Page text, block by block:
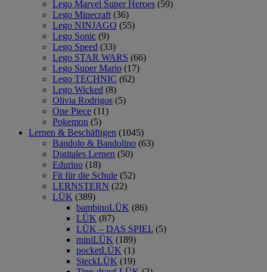
Lego Marvel Super Heroes (59)
Lego Minecraft (36)
Lego NINJAGO (55)
Lego Sonic (9)
Lego Speed (33)
Lego STAR WARS (66)
Lego Super Mario (17)
Lego TECHNIC (62)
Lego Wicked (8)
Olivia Rodrigos (5)
One Piece (11)
Pokemon (5)
Lernen & Beschäftigen (1045)
Bandolo & Bandolino (63)
Digitales Lernen (50)
Edurino (18)
Fit für die Schule (52)
LERNSTERN (22)
LÜK (389)
bambinoLÜK (86)
LÜK (87)
LÜK – DAS SPIEL (5)
miniLÜK (189)
pocketLÜK (1)
SteckLÜK (19)